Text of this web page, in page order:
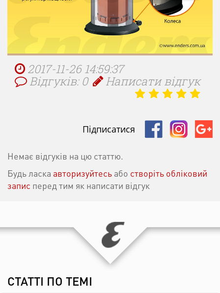
2017-11-26 14:59:37
Відгуків: 0
Написати відгук
Підписатися
Немає відгуків на цю статтю.
Будь ласка авторизуйтесь або створіть обліковий
запис перед тим як написати відгук
СТАТТІ ПО ТЕМІ